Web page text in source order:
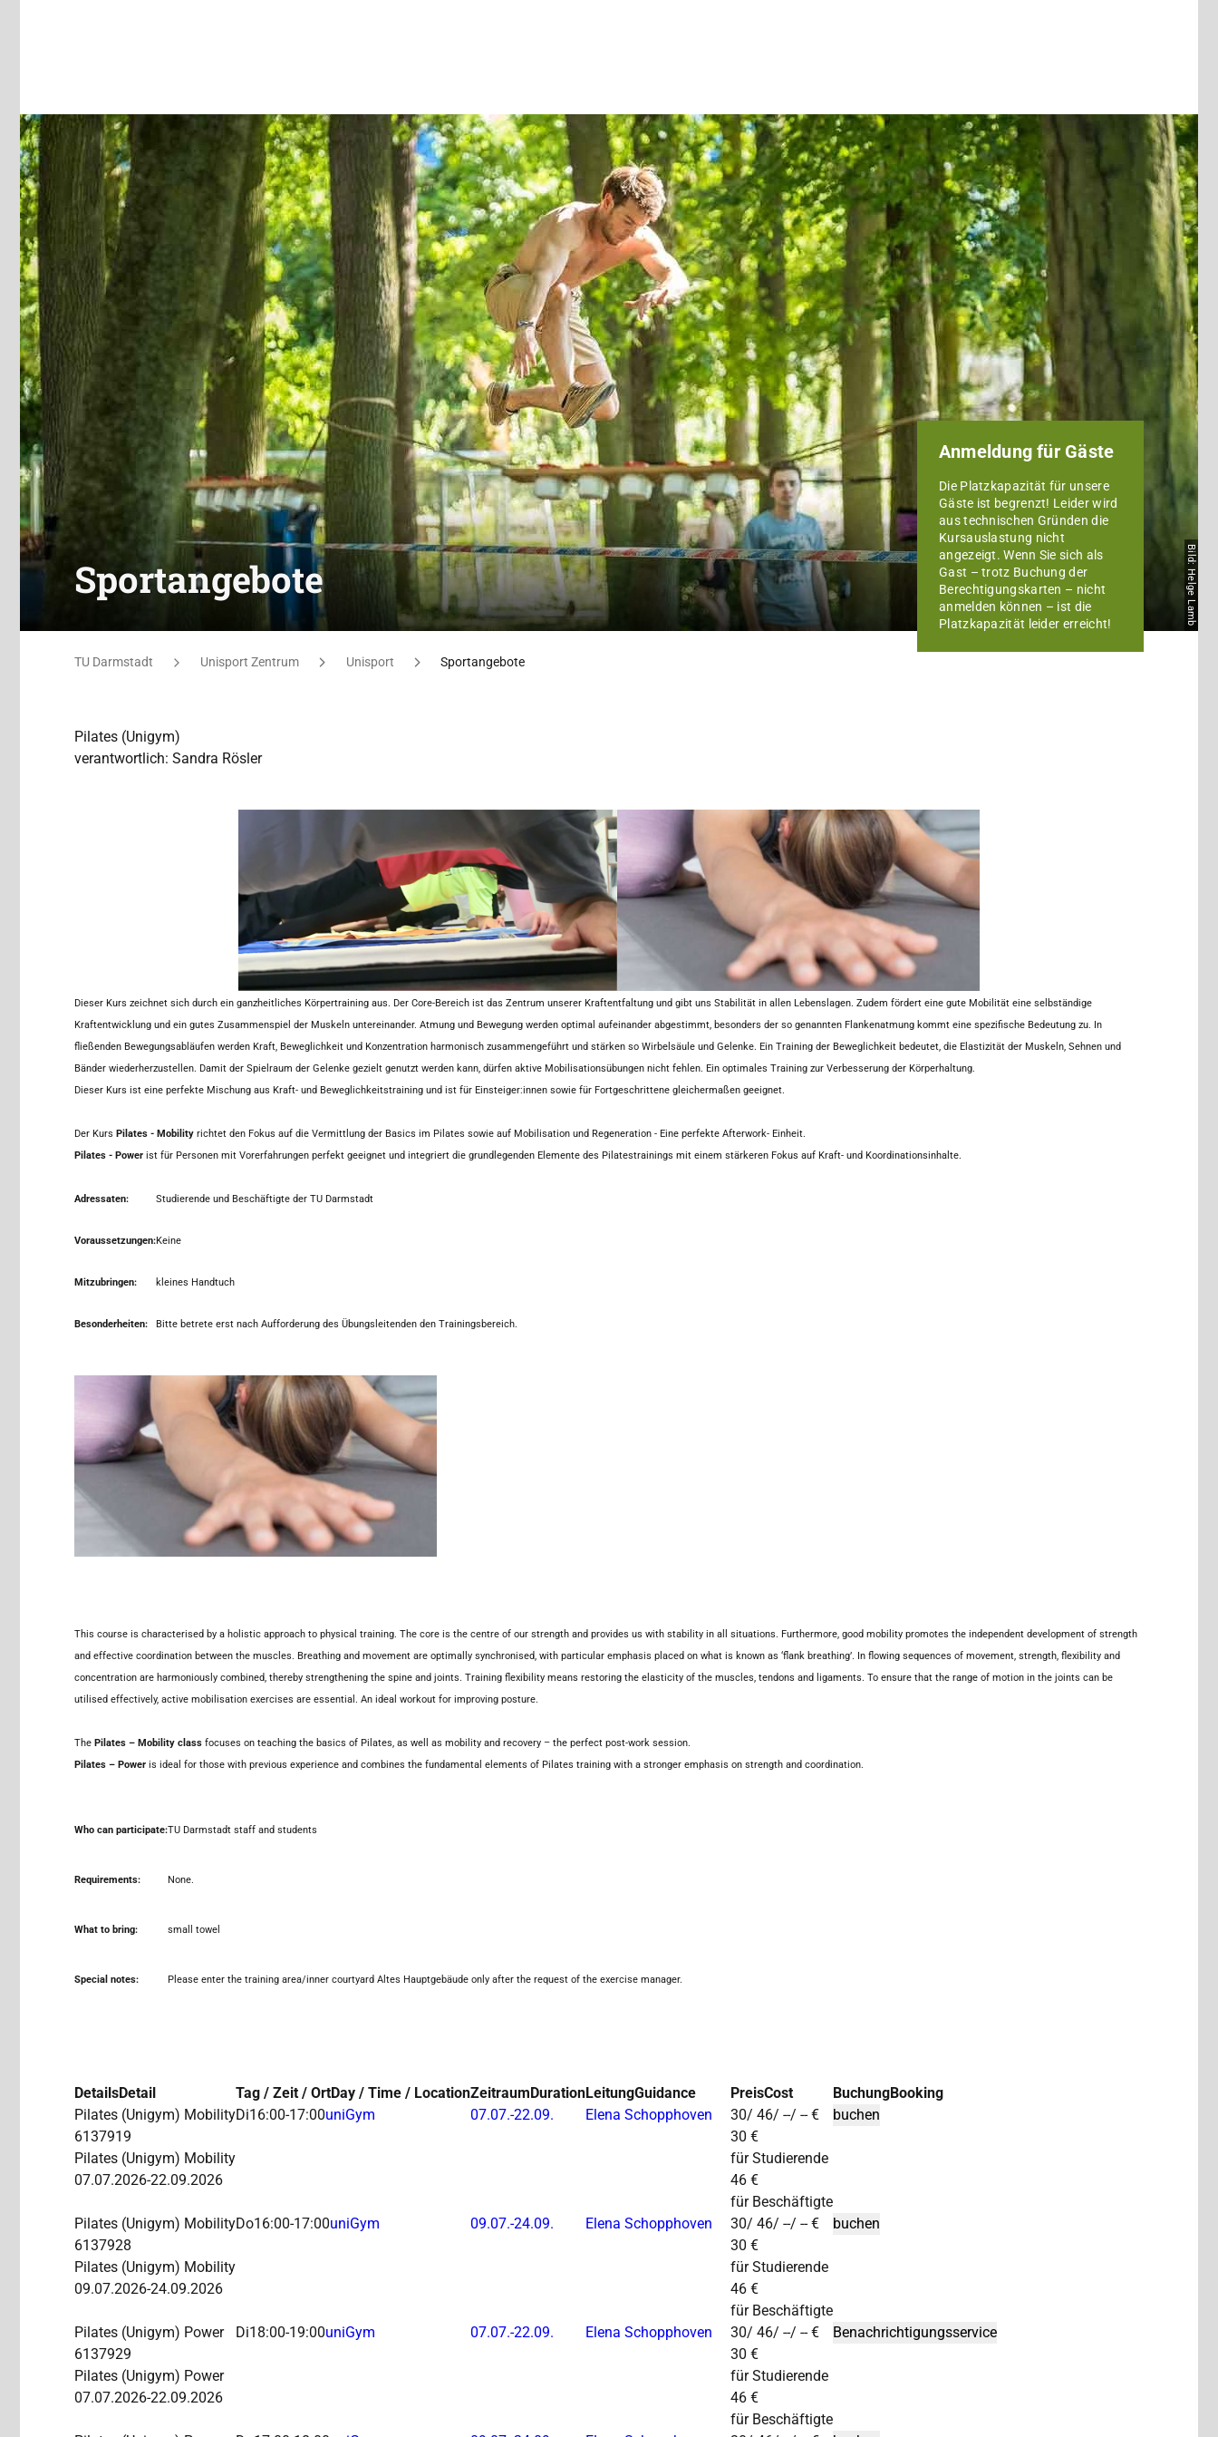
Sportangebote
Anmeldung für Gäste
Die Platzkapazität für unsere
Gäste ist begrenzt! Leider wird
aus technischen Gründen die
Kursauslastung nicht
angezeigt. Wenn Sie sich als
Gast – trotz Buchung der
Berechtigungskarten – nicht
anmelden können – ist die
Platzkapazität leider erreicht!
Bild: Helge Lamb
Sie befinden sich hier:
TU Darmstadt Unisport Zentrum Unisport Sportangebote
Pilates (Unigym)
verantwortlich: Sandra Rösler
Dieser Kurs zeichnet sich durch ein ganzheitliches Körpertraining aus. Der Core-Bereich ist das Zentrum unserer Kraftentfaltung und gibt uns Stabilität in allen Lebenslagen. Zudem fördert eine gute Mobilität eine selbständige
Kraftentwicklung und ein gutes Zusammenspiel der Muskeln untereinander. Atmung und Bewegung werden optimal aufeinander abgestimmt, besonders der so genannten Flankenatmung kommt eine spezifische Bedeutung zu. In
fließenden Bewegungsabläufen werden Kraft, Beweglichkeit und Konzentration harmonisch zusammengeführt und stärken so Wirbelsäule und Gelenke. Ein Training der Beweglichkeit bedeutet, die Elastizität der Muskeln, Sehnen und
Bänder wiederherzustellen. Damit der Spielraum der Gelenke gezielt genutzt werden kann, dürfen aktive Mobilisationsübungen nicht fehlen. Ein optimales Training zur Verbesserung der Körperhaltung.
Dieser Kurs ist eine perfekte Mischung aus Kraft- und Beweglichkeitstraining und ist für Einsteiger:innen sowie für Fortgeschrittene gleichermaßen geeignet.
Der Kurs Pilates - Mobility richtet den Fokus auf die Vermittlung der Basics im Pilates sowie auf Mobilisation und Regeneration - Eine perfekte Afterwork- Einheit.
Pilates - Power ist für Personen mit Vorerfahrungen perfekt geeignet und integriert die grundlegenden Elemente des Pilatestrainings mit einem stärkeren Fokus auf Kraft- und Koordinationsinhalte.
Adressaten: Studierende und Beschäftigte der TU Darmstadt
Voraussetzungen:Keine
Mitzubringen: kleines Handtuch
Besonderheiten: Bitte betrete erst nach Aufforderung des Übungsleitenden den Trainingsbereich.
This course is characterised by a holistic approach to physical training. The core is the centre of our strength and provides us with stability in all situations. Furthermore, good mobility promotes the independent development of strength
and effective coordination between the muscles. Breathing and movement are optimally synchronised, with particular emphasis placed on what is known as ‘flank breathing’. In flowing sequences of movement, strength, flexibility and
concentration are harmoniously combined, thereby strengthening the spine and joints. Training flexibility means restoring the elasticity of the muscles, tendons and ligaments. To ensure that the range of motion in the joints can be
utilised effectively, active mobilisation exercises are essential. An ideal workout for improving posture.
The Pilates – Mobility class focuses on teaching the basics of Pilates, as well as mobility and recovery – the perfect post-work session.
Pilates – Power is ideal for those with previous experience and combines the fundamental elements of Pilates training with a stronger emphasis on strength and coordination.
Who can participate:TU Darmstadt staff and students
Requirements: None.
What to bring: small towel
Special notes: Please enter the training area/inner courtyard Altes Hauptgebäude only after the request of the exercise manager.
DetailsDetail Tag / Zeit / OrtDay / Time / LocationZeitraumDurationLeitungGuidance PreisCost BuchungBooking
Pilates (Unigym) Mobility
6137919
Pilates (Unigym) Mobility
07.07.2026-22.09.2026
Di16:00-17:00uniGym 07.07.-22.09. Elena Schopphoven
30/ 46/ --/ -- €
30 €
für Studierende
46 €
für Beschäftigte
Pilates (Unigym) Mobility
6137928
Pilates (Unigym) Mobility
09.07.2026-24.09.2026
Do16:00-17:00uniGym 09.07.-24.09. Elena Schopphoven
30/ 46/ --/ -- €
30 €
für Studierende
46 €
für Beschäftigte
Pilates (Unigym) Power
6137929
Pilates (Unigym) Power
07.07.2026-22.09.2026
Di18:00-19:00uniGym 07.07.-22.09. Elena Schopphoven
30/ 46/ --/ -- €
30 €
für Studierende
46 €
für Beschäftigte